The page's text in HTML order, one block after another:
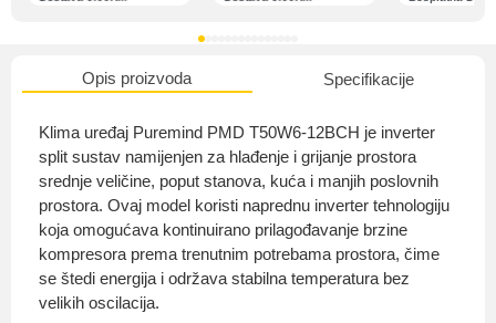
Opis proizvoda Specifikacije
Klima uređaj Puremind PMD T50W6-12BCH je inverter
split sustav namijenjen za hlađenje i grijanje prostora
srednje veličine, poput stanova, kuća i manjih poslovnih
prostora. Ovaj model koristi naprednu inverter tehnologiju
koja omogućava kontinuirano prilagođavanje brzine
kompresora prema trenutnim potrebama prostora, čime
se štedi energija i održava stabilna temperatura bez
velikih oscilacija.
O nama
Privatnost kupca